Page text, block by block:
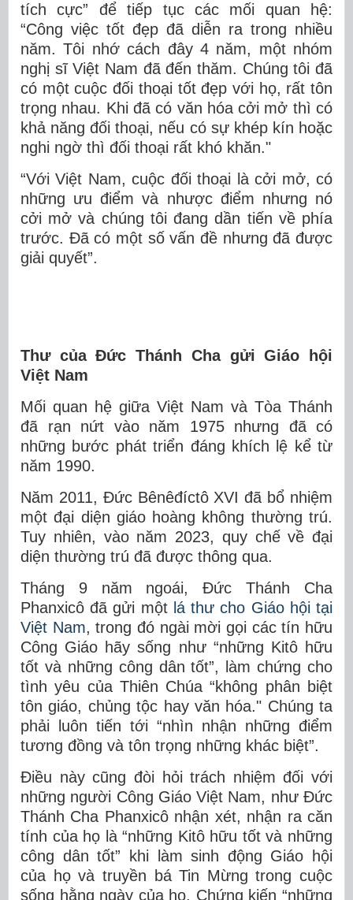
tích cực” để tiếp tục các mối quan hệ:
“Công việc tốt đẹp đã diễn ra trong nhiều
năm. Tôi nhớ cách đây 4 năm, một nhóm
nghị sĩ Việt Nam đã đến thăm. Chúng tôi đã
có một cuộc đối thoại tốt đẹp với họ, rất tôn
trọng nhau. Khi đã có văn hóa cởi mở thì có
khả năng đối thoại, nếu có sự khép kín hoặc
nghi ngờ thì đối thoại rất khó khăn."
“Với Việt Nam, cuộc đối thoại là cởi mở, có
những ưu điểm và nhược điểm nhưng nó
cởi mở và chúng tôi đang dần tiến về phía
trước. Đã có một số vấn đề nhưng đã được
giải quyết”.
Thư của Đức Thánh Cha gửi Giáo hội
Việt Nam
Mối quan hệ giữa Việt Nam và Tòa Thánh
đã rạn nứt vào năm 1975 nhưng đã có
những bước phát triển đáng khích lệ kể từ
năm 1990.
Năm 2011, Đức Bênêđíctô XVI đã bổ nhiệm
một đại diện giáo hoàng không thường trú.
Tuy nhiên, vào năm 2023, quy chế về đại
diện thường trú đã được thông qua.
Tháng 9 năm ngoái, Đức Thánh Cha
Phanxicô đã gửi một lá thư cho Giáo hội tại
Việt Nam, trong đó ngài mời gọi các tín hữu
Công Giáo hãy sống như “những Kitô hữu
tốt và những công dân tốt”, làm chứng cho
tình yêu của Thiên Chúa “không phân biệt
tôn giáo, chủng tộc hay văn hóa." Chúng ta
phải luôn tiến tới “nhìn nhận những điểm
tương đồng và tôn trọng những khác biệt”.
Điều này cũng đòi hỏi trách nhiệm đối với
những người Công Giáo Việt Nam, như Đức
Thánh Cha Phanxicô nhận xét, nhận ra căn
tính của họ là “những Kitô hữu tốt và những
công dân tốt” khi làm sinh động Giáo hội
của họ và truyền bá Tin Mừng trong cuộc
sống hằng ngày của họ. Chứng kiến “những